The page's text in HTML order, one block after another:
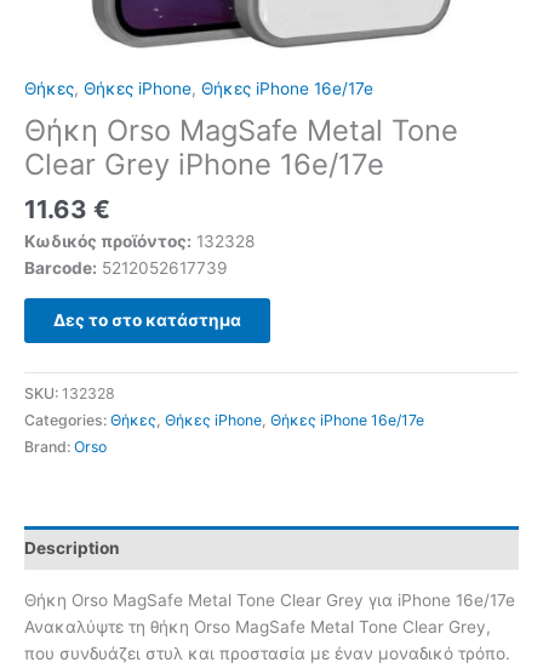
Θήκες, Θήκες iPhone, Θήκες iPhone 16e/17e
Θήκη Orso MagSafe Metal Tone
Clear Grey iPhone 16e/17e
11.63 €
Κωδικός προϊόντος: 132328
Barcode: 5212052617739
Δες το στο κατάστημα
SKU: 132328
Categories: Θήκες Θήκες iPhone Θήκες iPhone 16e/17e
Brand: Orso
Description
Θήκη Orso MagSafe Metal Tone Clear Grey για iPhone 16e/17e
Ανακαλύψτε τη θήκη Orso MagSafe Metal Tone Clear Grey,
που συνδυάζει στυλ και προστασία με έναν μοναδικό τρόπο.